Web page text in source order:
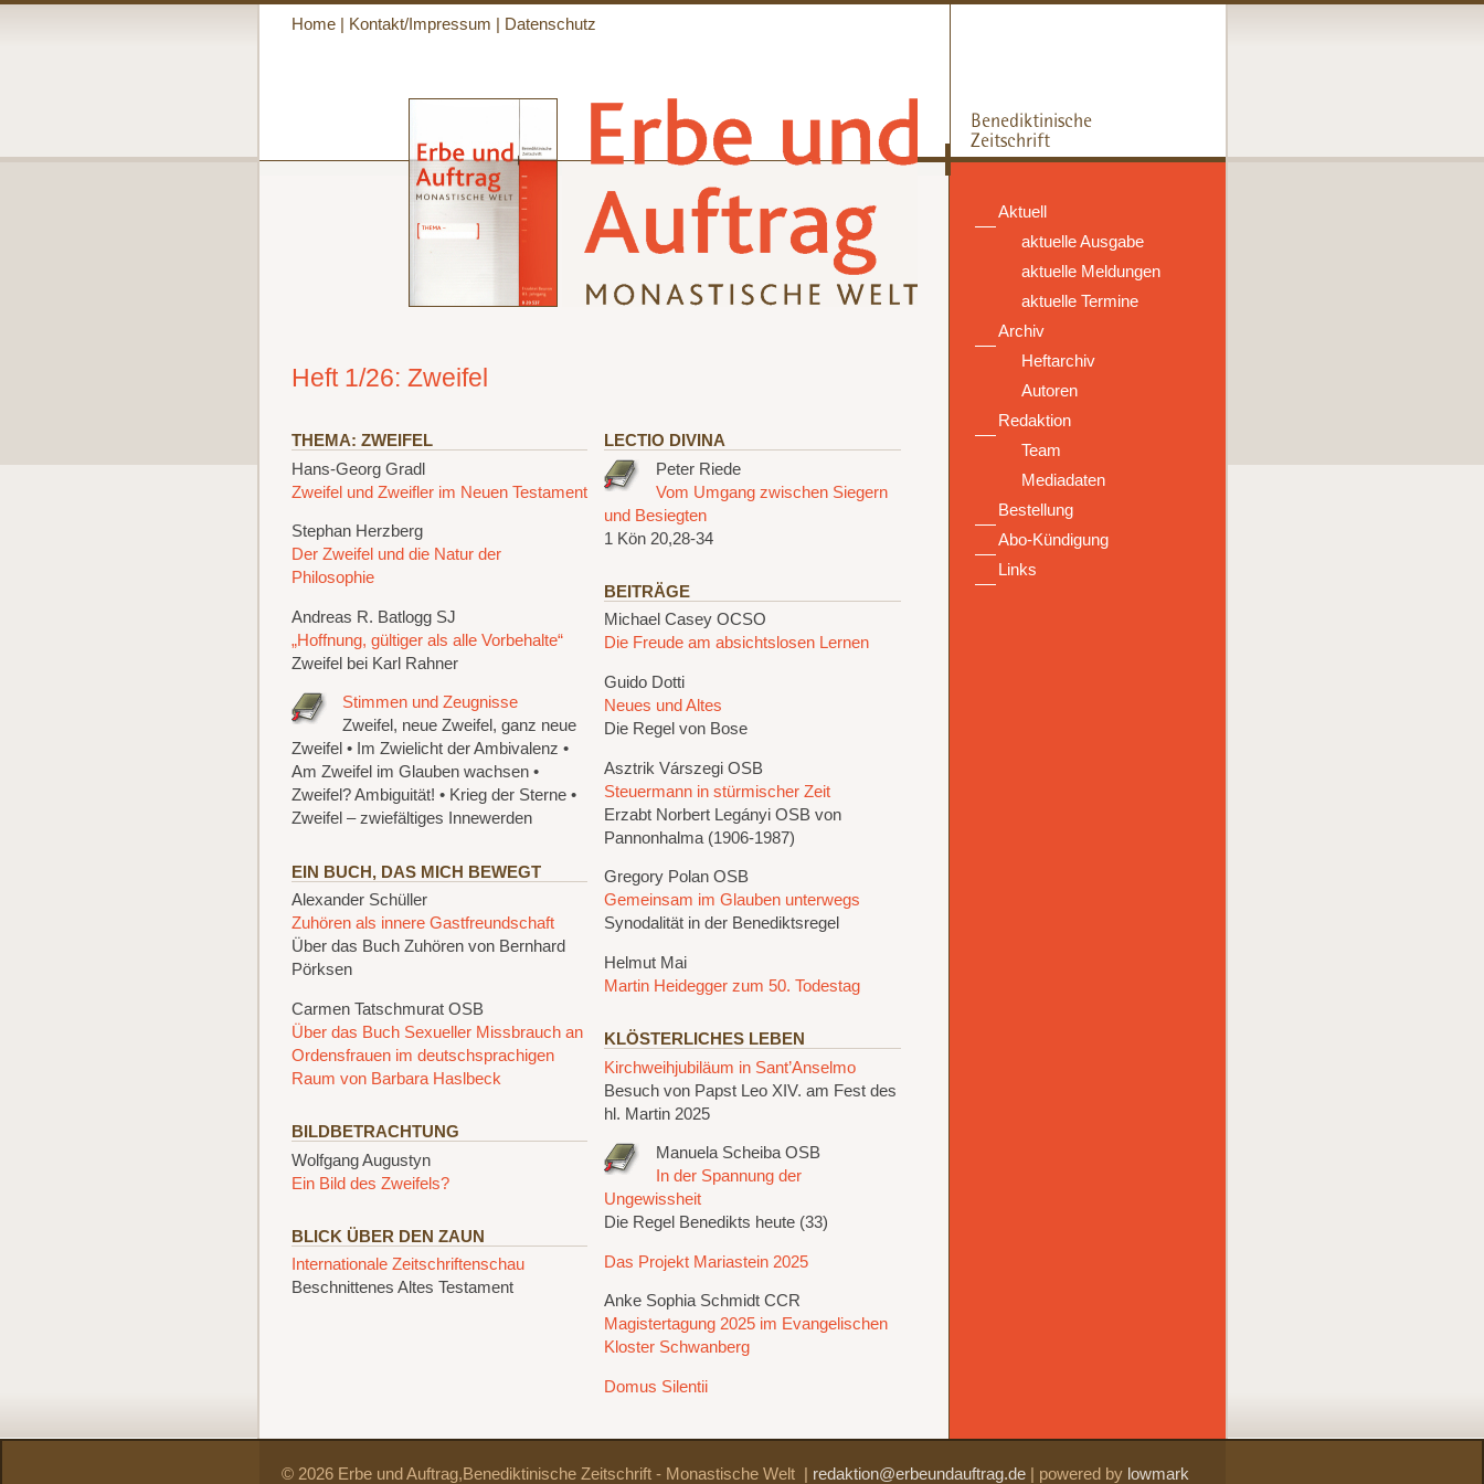
Home| Kontakt/Impressum Datenschutz
Aktuell
aktuelle Ausgabe
aktuelle Meldungen
aktuelle Termine
Archiv
Heftarchiv
Autoren
Redaktion
Team
Mediadaten
Bestellung
Abo-Kündigung
Links
Heft 1/26: Zweifel
THEMA: ZWEIFEL
Hans-Georg Gradl
Zweifel und Zweifler im Neuen Testament
Stephan Herzberg
Der Zweifel und die Natur der
Philosophie
Andreas R. Batlogg SJ
„Hoffnung, gültiger als alle Vorbehalte“
Zweifel bei Karl Rahner
Stimmen und Zeugnisse
Zweifel, neue Zweifel, ganz neue
Zweifel • Im Zwielicht der Ambivalenz •
Am Zweifel im Glauben wachsen •
Zweifel? Ambiguität! • Krieg der Sterne •
Zweifel – zwiefältiges Innewerden
EIN BUCH, DAS MICH BEWEGT
Alexander Schüller
Zuhören als innere Gastfreundschaft
Über das Buch Zuhören von Bernhard
Pörksen
Carmen Tatschmurat OSB
Über das Buch Sexueller Missbrauch an
Ordensfrauen im deutschsprachigen
Raum von Barbara Haslbeck
BILDBETRACHTUNG
Wolfgang Augustyn
Ein Bild des Zweifels?
BLICK ÜBER DEN ZAUN
Internationale Zeitschriftenschau
Beschnittenes Altes Testament
LECTIO DIVINA
Peter Riede
Vom Umgang zwischen Siegern
und Besiegten
1 Kön 20,28-34
BEITRÄGE
Michael Casey OCSO
Die Freude am absichtslosen Lernen
Guido Dotti
Neues und Altes
Die Regel von Bose
Asztrik Várszegi OSB
Steuermann in stürmischer Zeit
Erzabt Norbert Legányi OSB von
Pannonhalma (1906-1987)
Gregory Polan OSB
Gemeinsam im Glauben unterwegs
Synodalität in der Benediktsregel
Helmut Mai
Martin Heidegger zum 50. Todestag
KLÖSTERLICHES LEBEN
Kirchweihjubiläum in Sant’Anselmo
Besuch von Papst Leo XIV. am Fest des
hl. Martin 2025
Manuela Scheiba OSB
In der Spannung der
Ungewissheit
Die Regel Benedikts heute (33)
Das Projekt Mariastein 2025
Anke Sophia Schmidt CCR
Magistertagung 2025 im Evangelischen
Kloster Schwanberg
Domus Silentii
© 2026 Erbe und Auftrag,Benediktinische Zeitschrift - Monastische Welt | redaktion@erbeundauftrag.de| powered by lowmark